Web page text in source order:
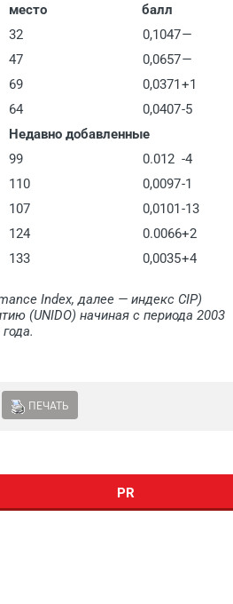
место
балл
32 0,1047—
47 0,0657—
69 0,0371+1
64 0,0407-5
Недавно добавленные
99 0.012 -4
110 0,0097-1
107 0,0101-13
124 0.0066+2
133 0,0035+4
Index, далее — индекс CIP)
(UNIDO) начиная с периода 2003
ПЕЧАТЬ
PR